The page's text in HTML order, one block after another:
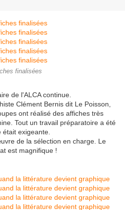
finalisées
de l'ALCA continue.
Clément Bernis dit Le Poisson,
ont réalisé des affiches très
Tout un travail préparatoire a été
exigeante.
de la sélection en charge. Le
est magnifique !